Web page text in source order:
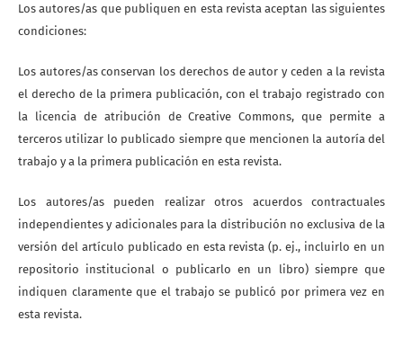
Los autores/as que publiquen en esta revista aceptan las siguientes
condiciones:
Los autores/as conservan los derechos de autor y ceden a la revista
el derecho de la primera publicación, con el trabajo registrado con
la licencia de atribución de Creative Commons, que permite a
terceros utilizar lo publicado siempre que mencionen la autoría del
trabajo y a la primera publicación en esta revista.
Los autores/as pueden realizar otros acuerdos contractuales
independientes y adicionales para la distribución no exclusiva de la
versión del artículo publicado en esta revista (p. ej., incluirlo en un
repositorio institucional o publicarlo en un libro) siempre que
indiquen claramente que el trabajo se publicó por primera vez en
esta revista.